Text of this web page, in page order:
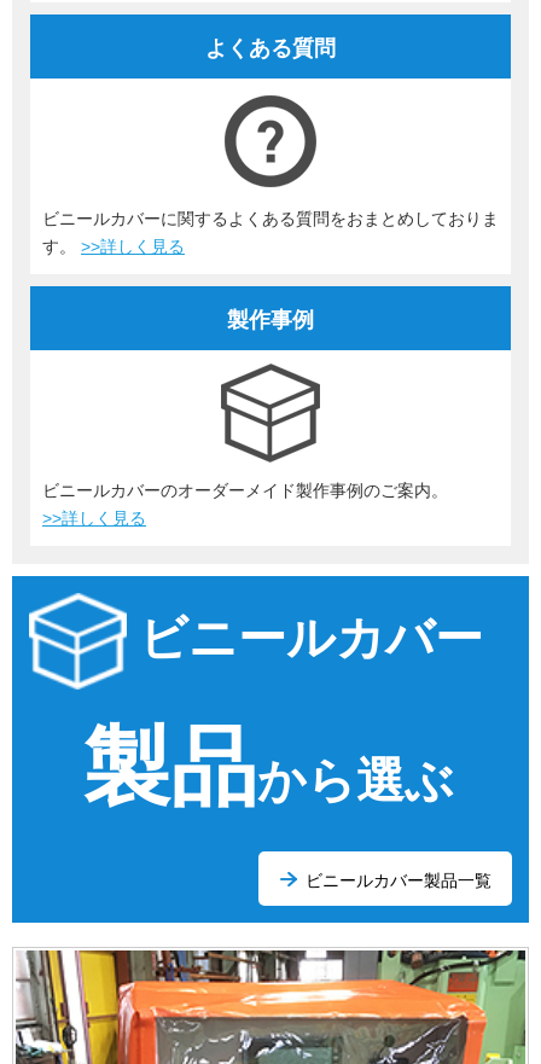
よくある質問
ビニールカバーに関するよくある質問をおまとめしておりま
す。 >>詳しく見る
製作事例
ビニールカバーのオーダーメイド製作事例のご案内。
>>詳しく見る
ビニールカバー
製品から選ぶ
ビニールカバー製品一覧